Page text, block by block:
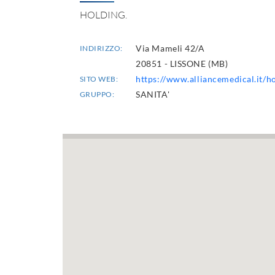
HOLDING.
INDIRIZZO:
Via Mameli 42/A
20851 - LISSONE (MB)
SITO WEB: https://www.alliancemedical.it/
GRUPPO: SANITA'